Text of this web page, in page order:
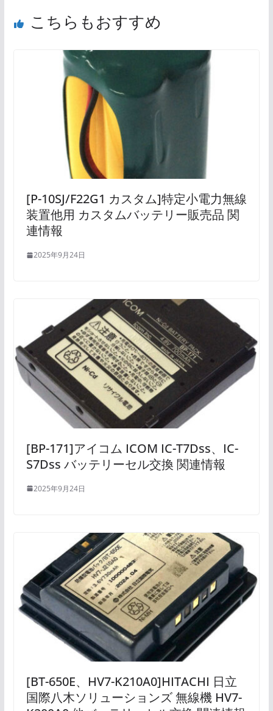
こちらもおすすめ
[P-10SJ/F22G1 カスタム]特定小電力無線
装置他用 カスタムバッテリー販売品 関
連情報
2025年9月24日
[BP-171]アイコム ICOM IC-T7Dss、IC-
S7Dss バッテリーセル交換 関連情報
2025年9月24日
[BT-650E、HV7-K210A0]HITACHI 日立
国際八木ソリューションズ 無線機 HV7-